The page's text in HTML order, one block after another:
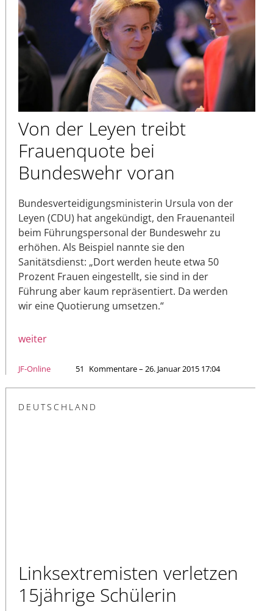
Von der Leyen treibt
Frauenquote bei
Bundeswehr voran
Bundesverteidigungsministerin Ursula von der
Leyen (CDU) hat angekündigt, den Frauenanteil
beim Führungspersonal der Bundeswehr zu
erhöhen. Als Beispiel nannte sie den
Sanitätsdienst: „Dort werden heute etwa 50
Prozent Frauen eingestellt, sie sind in der
Führung aber kaum repräsentiert. Da werden
wir eine Quotierung umsetzen.“
weiter
JF-Online 51 Kommentare – 26. Januar 2015 17:04
DEUTSCHLAND
Linksextremisten verletzen
15jährige Schülerin